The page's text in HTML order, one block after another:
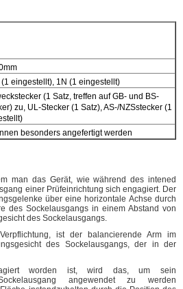
eingestellt), 1N (1 eingestellt)
(1 Satz, treffen auf GB- und BS-
zu, UL-Stecker (1 Satz), AS-/NZSstecker (1
besonders angefertigt werden
man das Gerät, wie während des intened
einer Prüfeinrichtung sich engagiert. Der
über eine horizontale Achse durch
des Sockelausgangs in einem Abstand von
des Sockelausgangs.
ist der balancierende Arm im
des Sockelausgangs, der in der
worden ist, wird das, um sein
angewendet zu werden